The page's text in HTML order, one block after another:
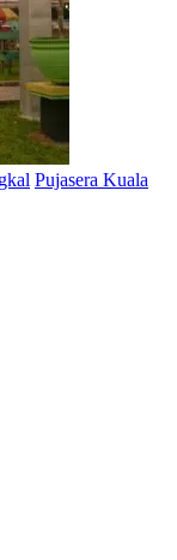
Pujasera Kuala